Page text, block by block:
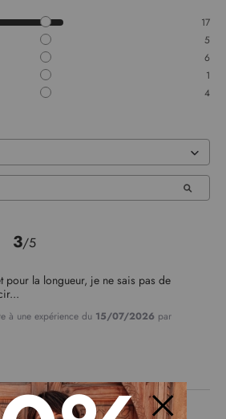
17
5
6
1
4
3/5
pour la longueur, je ne sais pas de
à une expérience du 15/07/2026 par